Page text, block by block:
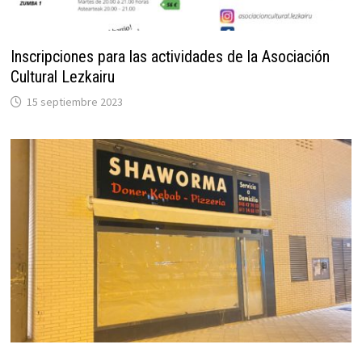
Inscripciones para las actividades de la Asociación
Cultural Lezkairu
15 septiembre 2023